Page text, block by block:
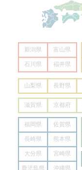
新潟県 富山県
石川県 福井県
山梨県 長野県
滋賀県 京都府
福岡県 佐賀県
長崎県 熊本県
大分県 宮崎県
鹿児島県 沖縄県